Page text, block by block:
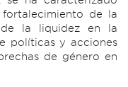
de la
de la liquidez en la
políticas y acciones
de género en